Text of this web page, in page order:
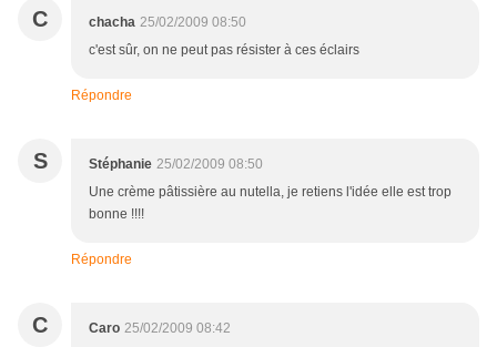
C chacha 25/02/2009 08:50
c'est sûr, on ne peut pas résister à ces éclairs
Répondre
S Stéphanie 25/02/2009 08:50
Une crème pâtissière au nutella, je retiens l'idée elle est trop
bonne !!!!
Répondre
C Caro 25/02/2009 08:42